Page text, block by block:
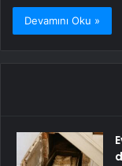
Devamını Oku »